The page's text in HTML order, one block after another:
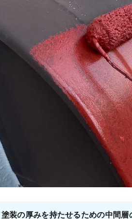
装の厚みを持たせるための中間層